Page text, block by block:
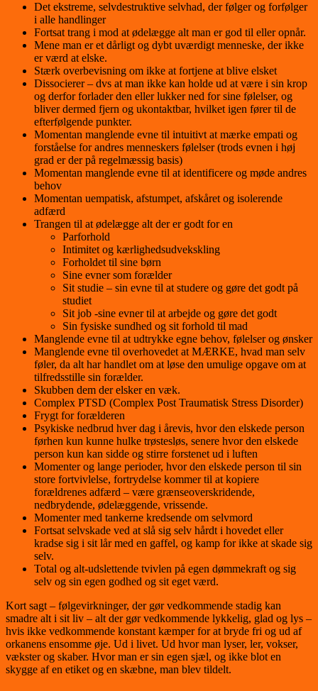
Det ekstreme, selvdestruktive selvhad, der følger og forfølger
i alle handlinger
Fortsat trang i mod at ødelægge alt man er god til eller opnår.
Mene man er et dårligt og dybt uværdigt menneske, der ikke
er værd at elske.
Stærk overbevisning om ikke at fortjene at blive elsket
Dissocierer – dvs at man ikke kan holde ud at være i sin krop
og derfor forlader den eller lukker ned for sine følelser, og
bliver dermed fjern og ukontaktbar, hvilket igen fører til de
efterfølgende punkter.
Momentan manglende evne til intuitivt at mærke empati og
forståelse for andres menneskers følelser (trods evnen i høj
grad er der på regelmæssig basis)
Momentan manglende evne til at identificere og møde andres
behov
Momentan uempatisk, afstumpet, afskåret og isolerende
adfærd
Trangen til at ødelægge alt der er godt for en
Parforhold
Intimitet og kærlighedsudvekskling
Forholdet til sine børn
Sine evner som forælder
Sit studie – sin evne til at studere og gøre det godt på
studiet
Sit job -sine evner til at arbejde og gøre det godt
Sin fysiske sundhed og sit forhold til mad
Manglende evne til at udtrykke egne behov, følelser og ønsker
Manglende evne til overhovedet at MÆRKE, hvad man selv
føler, da alt har handlet om at løse den umulige opgave om at
tilfredsstille sin forælder.
Skubben dem der elsker en væk.
Complex PTSD (Complex Post Traumatisk Stress Disorder)
Frygt for forælderen
Psykiske nedbrud hver dag i årevis, hvor den elskede person
førhen kun kunne hulke trøstesløs, senere hvor den elskede
person kun kan sidde og stirre forstenet ud i luften
Momenter og lange perioder, hvor den elskede person til sin
store fortvivlelse, fortrydelse kommer til at kopiere
forældrenes adfærd – være grænseoverskridende,
nedbrydende, ødelæggende, vrissende.
Momenter med tankerne kredsende om selvmord
Fortsat selvskade ved at slå sig selv hårdt i hovedet eller
kradse sig i sit lår med en gaffel, og kamp for ikke at skade sig
selv.
Total og alt-udslettende tvivlen på egen dømmekraft og sig
selv og sin egen godhed og sit eget værd.
Kort sagt – følgevirkninger, der gør vedkommende stadig kan
smadre alt i sit liv – alt der gør vedkommende lykkelig, glad og lys –
hvis ikke vedkommende konstant kæmper for at bryde fri og ud af
orkanens ensomme øje. Ud i livet. Ud hvor man lyser, ler, vokser,
vækster og skaber. Hvor man er sin egen sjæl, og ikke blot en
skygge af en etiket og en skæbne, man blev tildelt.